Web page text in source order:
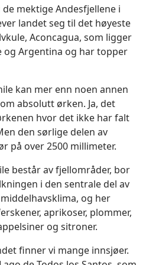
mektige Andesfjellene i
landet seg til det høyeste
Aconcagua, som ligger
og Argentina og har topper
kan mer enn noen annen
absolutt ørken. Ja, det
hvor det ikke har falt
den sørlige delen av
på over 2500 millimeter.
består av fjellområder, bor
i den sentrale del av
og her
aprikoser, plommer,
og sitroner.
finner vi mange innsjøer.